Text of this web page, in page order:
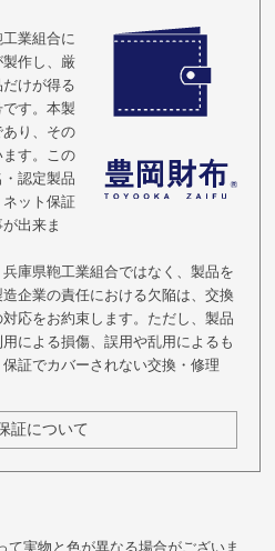
業組合に
作し、厳
けが得る
す。本製
り、その
す。この
認定製品
ット保証
出来ま
兵庫県鞄工業組合ではなく、製品を
企業の責任における欠陥は、交換
応をお約束します。ただし、製品
による損傷、誤用や乱用によるも
証でカバーされない交換・修理
証について
て実物と色が異なる場合がございま